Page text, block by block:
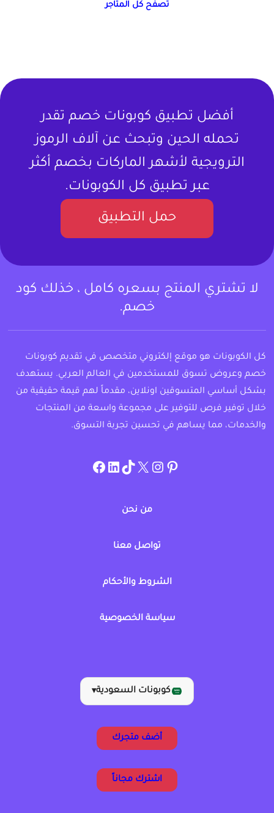
تصفح كل المتاجر
أفضل تطبيق كوبونات خصم تقدر
تحمله الحين وتبحث عن آلاف الرموز
الترويجية لأشهر الماركات بخصم أكثر
عبر تطبيق كل الكوبونات.
حمل التطبيق
لا تشتري المنتج بسعره كامل ، خذلك كود
خصم.
كل الكوبونات هو موقع إلكتروني متخصص في تقديم كوبونات
خصم وعروض تسوق للمستخدمين في العالم العربي. يستهدف
بشكل أساسي المتسوقين اونلاين، مقدماً لهم قيمة حقيقية من
خلال توفير فرص للتوفير على مجموعة واسعة من المنتجات
والخدمات، مما يساهم في تحسين تجربة التسوق.
pinterest
allcouponat
twitter
TikTok
linkedin
facebook
من نحن
تواصل معنا
الشروط والأحكام
سياسة الخصوصية
كوبونات السعودية▾
أضف متجرك
اشترك مجاناً